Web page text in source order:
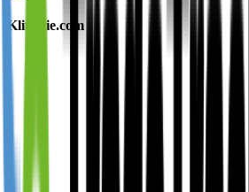
Klitferie.com